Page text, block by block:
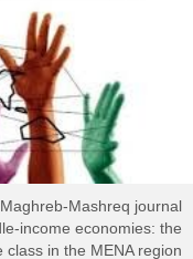
Maghreb-Mashreq
income economies:
class in the MENA